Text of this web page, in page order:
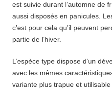
est suivie durant l’automne de
aussi disposés en panicules.
c’est pour cela qu’il peuvent
partie de l’hiver.
L’espèce type dispose d’un
avec les mêmes
variante plus trapue et